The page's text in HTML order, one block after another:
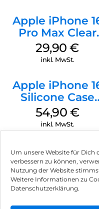
Um unsere Website für
verbessern zu können,
Nutzung der Website
Weitere Informationen zu
Datenschutzerklärung.
Apple iPhone
Pro Max Clear
Case MagSafe
Transparent
29,90€
inkl. MwSt.
Apple iPhone
Silicone Case
MagSafe Lake
Green
54,90 €
inkl. MwSt.
Impressum